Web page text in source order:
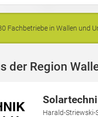
Fachbetriebe in Wallen und
der Region
Harald-Striewski-